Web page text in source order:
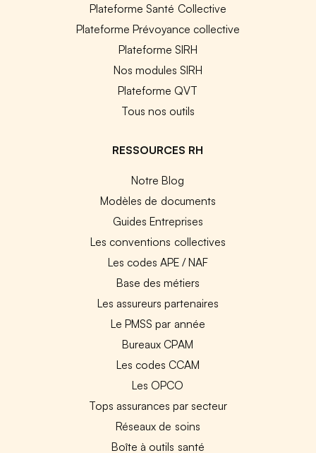
Plateforme Santé Collective
Plateforme Prévoyance collective
Plateforme SIRH
Nos modules SIRH
Plateforme QVT
Tous nos outils
RESSOURCES RH
Notre Blog
Modèles de documents
Guides Entreprises
Les conventions collectives
Les codes APE / NAF
Base des métiers
Les assureurs partenaires
Le PMSS par année
Bureaux CPAM
Les codes CCAM
Les OPCO
Tops assurances par secteur
Réseaux de soins
Boîte à outils santé